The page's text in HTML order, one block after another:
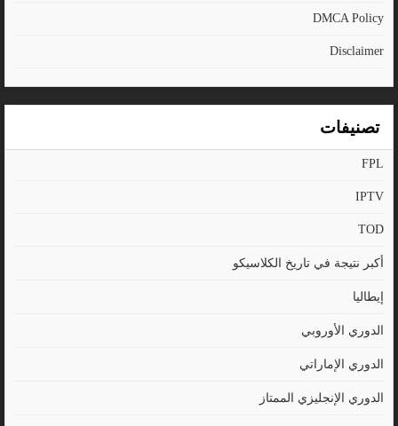
DMCA Policy
Disclaimer
تصنيفات
FPL
IPTV
TOD
أكبر نتيجة في تاريخ الكلاسيكو
إيطاليا
الدوري الأوروبي
الدوري الإماراتي
الدوري الإنجليزي الممتاز